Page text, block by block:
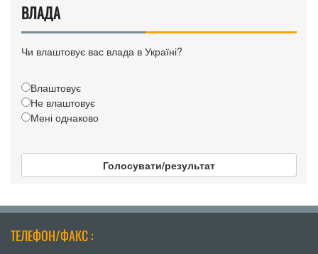
ВЛАДА
Чи влаштовує вас влада в Україні?
Влаштовує
Не влаштовує
Мені однаково
Голосувати/результат
ТЕЛЕФОН/ФАКС :